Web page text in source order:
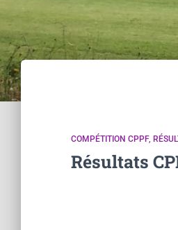
COMPÉTITION CPPF
Résultats